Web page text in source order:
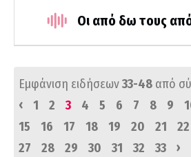
Οι από δω τους
Εμφάνιση ειδήσεων33-48 από
‹
1 2 3 4 5 6 7 8 9
15
16 17 18 19 20 21 22
27
28 29 30 31 32 33 ›